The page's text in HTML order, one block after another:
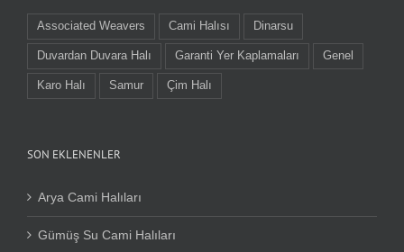
Associated Weavers Cami Halısı Dinarsu
Duvardan Duvara Halı Garanti Yer Kaplamaları Genel
Karo Halı Samur Çim Halı
SON EKLENENLER
Arya Cami Halıları
Gümüş Su Cami Halıları